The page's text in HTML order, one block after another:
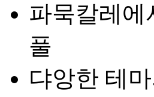
파묵칼레에
풀
댜앙한 테